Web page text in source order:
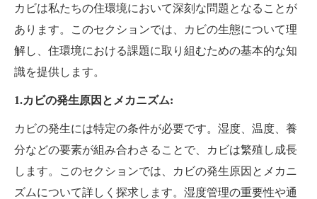
カビは私たちの住環境において深刻な問題となることが
あります。このセクションでは、カビの生態について理
解し、住環境における課題に取り組むための基本的な知
識を提供します。
1.カビの発生原因とメカニズム:
カビの発生には特定の条件が必要です。湿度、温度、養
分などの要素が組み合わさることで、カビは繁殖し成長
します。このセクションでは、カビの発生原因とメカニ
ズムについて詳しく探求します。湿度管理の重要性や通